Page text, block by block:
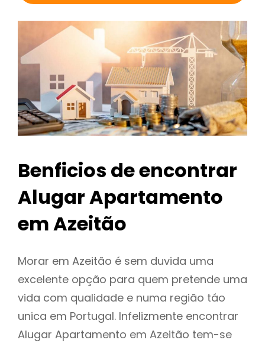
Benficios de encontrar
Alugar Apartamento
em Azeitão
Morar em Azeitão é sem duvida uma
excelente opção para quem pretende uma
vida com qualidade e numa região táo
unica em Portugal. Infelizmente encontrar
Alugar Apartamento em Azeitão tem-se